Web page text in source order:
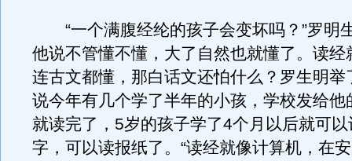
“一个满腹经纶的孩子会变坏吗？”罗明
他说不管懂不懂，大了自然也就懂了。读经
连古文都懂，那白话文还怕什么？罗生明举
说今年有几个学了半年的小孩，学校发给他
就读完了，5岁的孩子学了4个月以后就可
字，可以读报纸了。“读经就像计算机，在